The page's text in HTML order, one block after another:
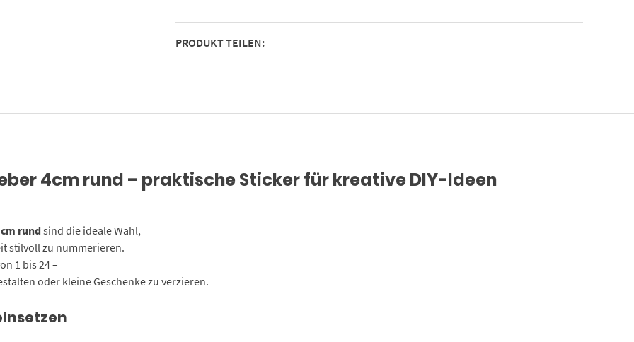
Grün
/
/
/
Aufkleben
PRODUKT TEILEN:
4cm rund – praktische Sticker für kreative DIY-Ideen
rundsind die ideale Wahl,
stilvoll zu nummerieren.
1 bis 24 –
oder kleine Geschenke zu verzieren.